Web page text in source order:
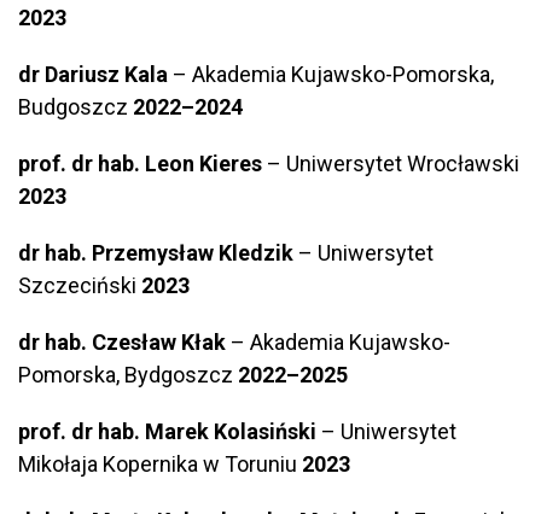
2023
dr Dariusz Kala – Akademia Kujawsko-Pomorska,
Budgoszcz 2022–2024
prof. dr hab. Leon Kieres – Uniwersytet Wrocławski
2023
dr hab. Przemysław Kledzik – Uniwersytet
Szczeciński 2023
dr hab. Czesław Kłak – Akademia Kujawsko-
Pomorska, Bydgoszcz 2022–2025
prof. dr hab. Marek Kolasiński – Uniwersytet
Mikołaja Kopernika w Toruniu 2023